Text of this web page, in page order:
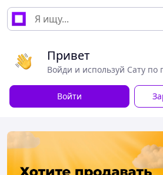
Привет
Войди и используй Сату по
Войти